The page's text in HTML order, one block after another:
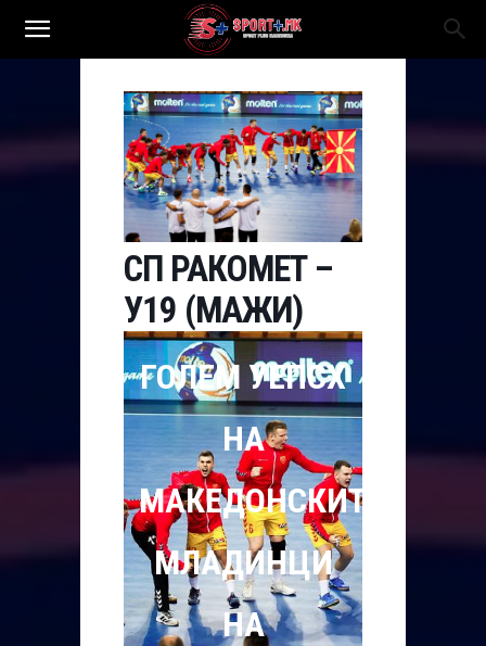
СП РАКОМЕТ –
У19 (МАЖИ)
ГОЛЕМ УЕПСХ
НА
МАКЕДОНСКИТЕ
МЛАДИНЦИ
НА